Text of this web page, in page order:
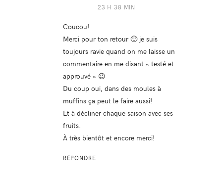
23 H 38 MIN
Coucou!
Merci pour ton retour 🙂 je suis
toujours ravie quand on me laisse un
commentaire en me disant « testé et
approuvé » 😉
Du coup oui, dans des moules à
muffins ça peut le faire aussi!
Et à décliner chaque saison avec ses
fruits.
À très bientôt et encore merci!
RÉPONDRE